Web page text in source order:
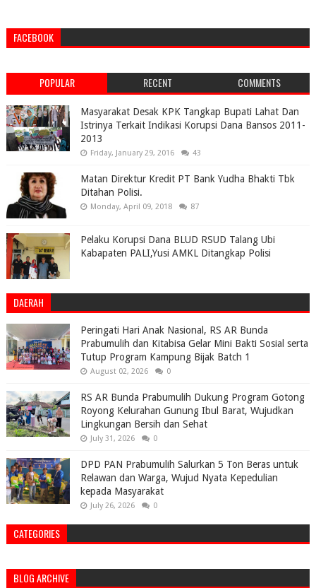
FACEBOOK
POPULAR RECENT COMMENTS
Masyarakat Desak KPK Tangkap Bupati Lahat Dan
Istrinya Terkait Indikasi Korupsi Dana Bansos 2011-
2013
Friday, January 29, 2016 43
Matan Direktur Kredit PT Bank Yudha Bhakti Tbk
Ditahan Polisi.
Monday, April 09, 2018 87
Pelaku Korupsi Dana BLUD RSUD Talang Ubi
Kabapaten PALI,Yusi AMKL Ditangkap Polisi
DAERAH
Peringati Hari Anak Nasional, RS AR Bunda
Prabumulih dan Kitabisa Gelar Mini Bakti Sosial serta
Tutup Program Kampung Bijak Batch 1
August 02, 2026 0
RS AR Bunda Prabumulih Dukung Program Gotong
Royong Kelurahan Gunung Ibul Barat, Wujudkan
Lingkungan Bersih dan Sehat
July 31, 2026 0
DPD PAN Prabumulih Salurkan 5 Ton Beras untuk
Relawan dan Warga, Wujud Nyata Kepedulian
kepada Masyarakat
July 26, 2026 0
CATEGORIES
BLOG ARCHIVE